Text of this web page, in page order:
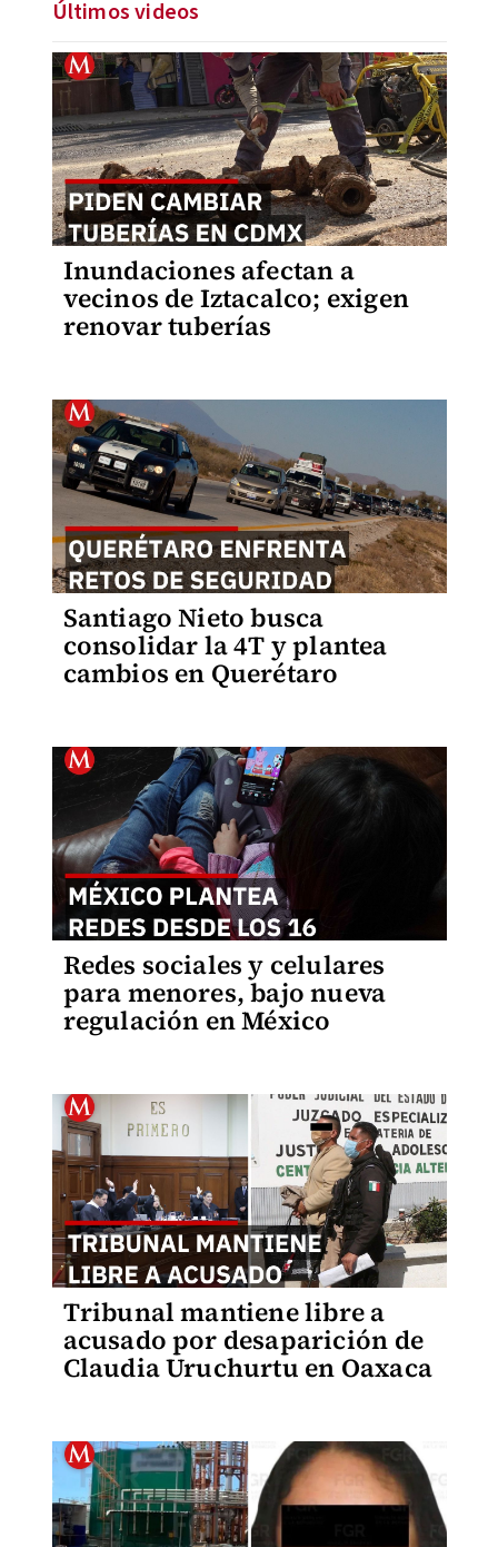
Últimos videos
Inundaciones afectan a
vecinos de Iztacalco; exigen
renovar tuberías
Santiago Nieto busca
consolidar la 4T y plantea
cambios en Querétaro
Redes sociales y celulares
para menores, bajo nueva
regulación en México
Tribunal mantiene libre a
acusado por desaparición de
Claudia Uruchurtu en Oaxaca